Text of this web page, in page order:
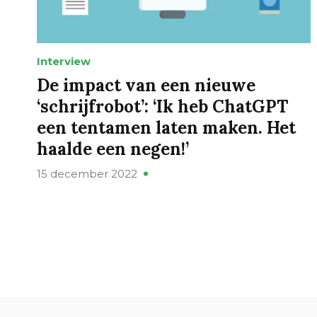
Interview
De impact van een nieuwe
‘schrijfrobot’: ‘Ik heb ChatGPT
een tentamen laten maken. Het
haalde een negen!’
15 december 2022